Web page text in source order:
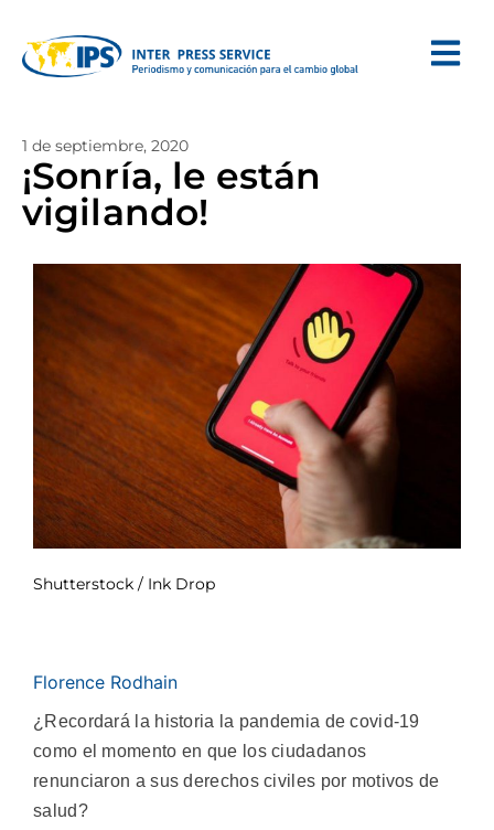
1 de septiembre, 2020
¡Sonría, le están
vigilando!
Shutterstock / Ink Drop
Florence Rodhain
¿Recordará la historia la pandemia de covid-19
como el momento en que los ciudadanos
renunciaron a sus derechos civiles por motivos de
salud?